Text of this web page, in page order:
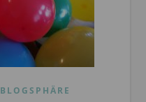
BLOGSPHÄRE